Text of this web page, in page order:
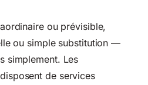
ou prévisible,
ou simple substitution —
simplement. Les
de services